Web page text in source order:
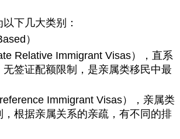
下几大类别：
）
Relative Immigrant Visas），直系
签证配额限制，是亲属类移民中最
Immigrant Visas），亲属类
根据亲属关系的亲疏，有不同的排